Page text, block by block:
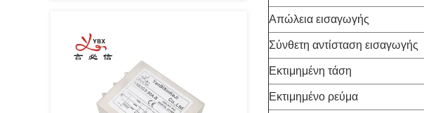
Απώλεια εισαγωγής
Σύνθετη αντίσταση εισαγωγής
Εκτιμημένη τάση
Εκτιμημένο ρεύμα